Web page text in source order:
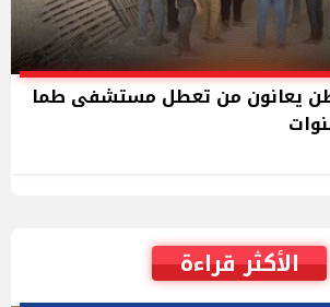
يعانون من تعطل مستشفى طما
الأكثر قراءة